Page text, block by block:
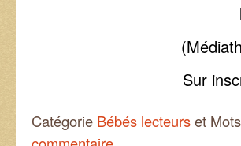
Sur
Catégorie Bébés lecteurset